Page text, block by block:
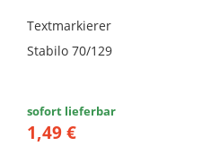
Textmarkierer
Stabilo 70/129
sofort lieferbar
1,49 €